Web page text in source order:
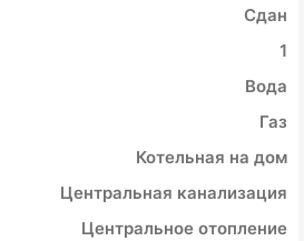
Сдан
1
Вода
Газ
Котельная на дом
Центральная канализация
Центральное отопление